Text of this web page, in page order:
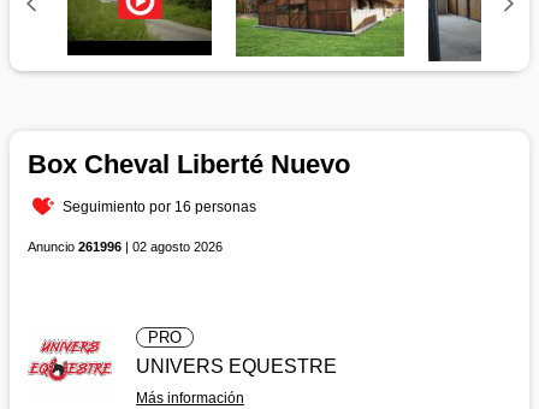
Box Cheval Liberté Nuevo
Seguimiento por 16 personas
Anuncio 261996 | 02 agosto 2026
PRO
UNIVERS EQUESTRE
Más información